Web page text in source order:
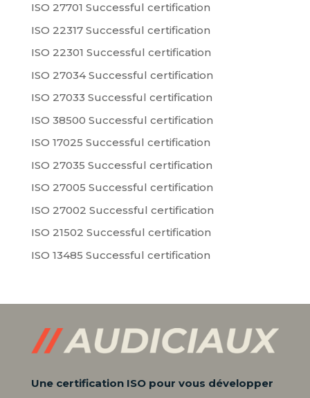
ISO 27701 Successful certification
ISO 22317 Successful certification
ISO 22301 Successful certification
ISO 27034 Successful certification
ISO 27033 Successful certification
ISO 38500 Successful certification
ISO 17025 Successful certification
ISO 27035 Successful certification
ISO 27005 Successful certification
ISO 27002 Successful certification
ISO 21502 Successful certification
ISO 13485 Successful certification
Une certification ISO pour vous développer